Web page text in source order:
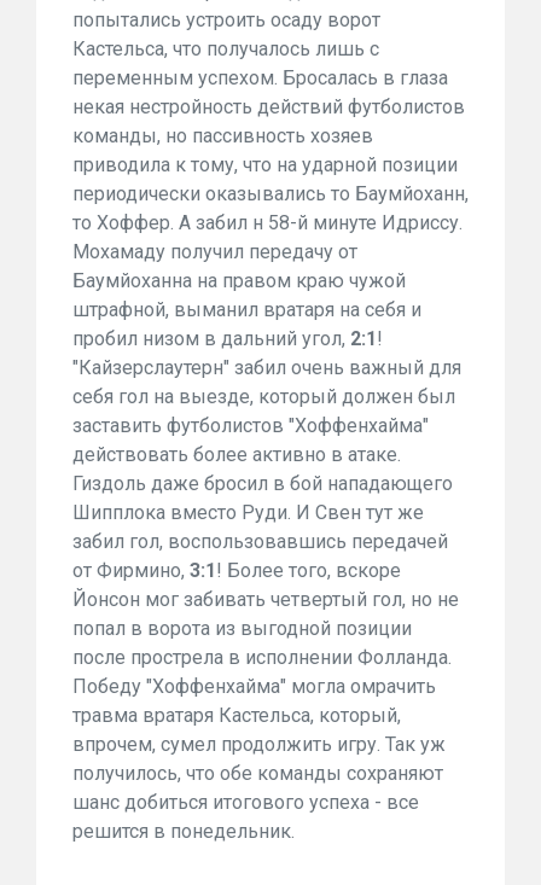
попытались устроить осаду ворот
Кастельса, что получалось лишь с
переменным успехом. Бросалась в глаза
некая нестройность действий футболистов
команды, но пассивность хозяев
приводила к тому, что на ударной позиции
периодически оказывались то Баумйоханн,
то Хоффер. А забил н 58-й минуте Идриссу.
Мохамаду получил передачу от
Баумйоханна на правом краю чужой
штрафной, выманил вратаря на себя и
пробил низом в дальний угол, 2:1!
"Кайзерслаутерн" забил очень важный для
себя гол на выезде, который должен был
заставить футболистов "Хоффенхайма"
действовать более активно в атаке.
Гиздоль даже бросил в бой нападающего
Шипплока вместо Руди. И Свен тут же
забил гол, воспользовавшись передачей
от Фирмино, 3:1! Более того, вскоре
Йонсон мог забивать четвертый гол, но не
попал в ворота из выгодной позиции
после прострела в исполнении Фолланда.
Победу "Хоффенхайма" могла омрачить
травма вратаря Кастельса, который,
впрочем, сумел продолжить игру. Так уж
получилось, что обе команды сохраняют
шанс добиться итогового успеха - все
решится в понедельник.